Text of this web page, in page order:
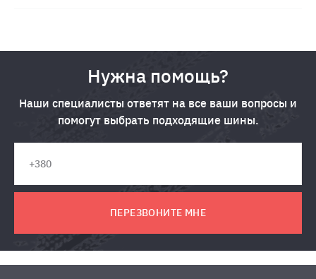
Нужна помощь?
Наши специалисты ответят на все ваши вопросы и
помогут выбрать подходящие шины.
ПЕРЕЗВОНИТЕ МНЕ